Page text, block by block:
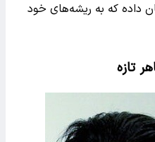
داده که به ریشه‌های خود
تازه